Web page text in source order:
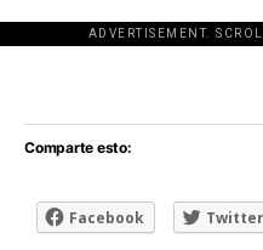
ADVERTISEMENT.
[adsforwp
Comparte esto:
Facebook Twitter